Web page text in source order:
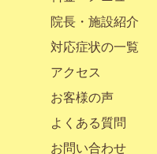
院長・施設紹介
対応症状の一覧
アクセス
お客様の声
よくある質問
お問い合わせ